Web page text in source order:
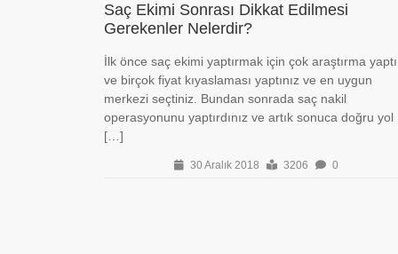
Saç Ekimi Sonrası Dikkat Edilmesi
Gerekenler Nelerdir?
İlk önce saç ekimi yaptırmak için çok araştırma
ve birçok fiyat kıyaslaması yaptınız ve en uygun
merkezi seçtiniz. Bundan sonrada saç nakil
operasyonunu yaptırdınız ve artık sonuca doğru yol
[…]
30 Aralık 2018 3206 0